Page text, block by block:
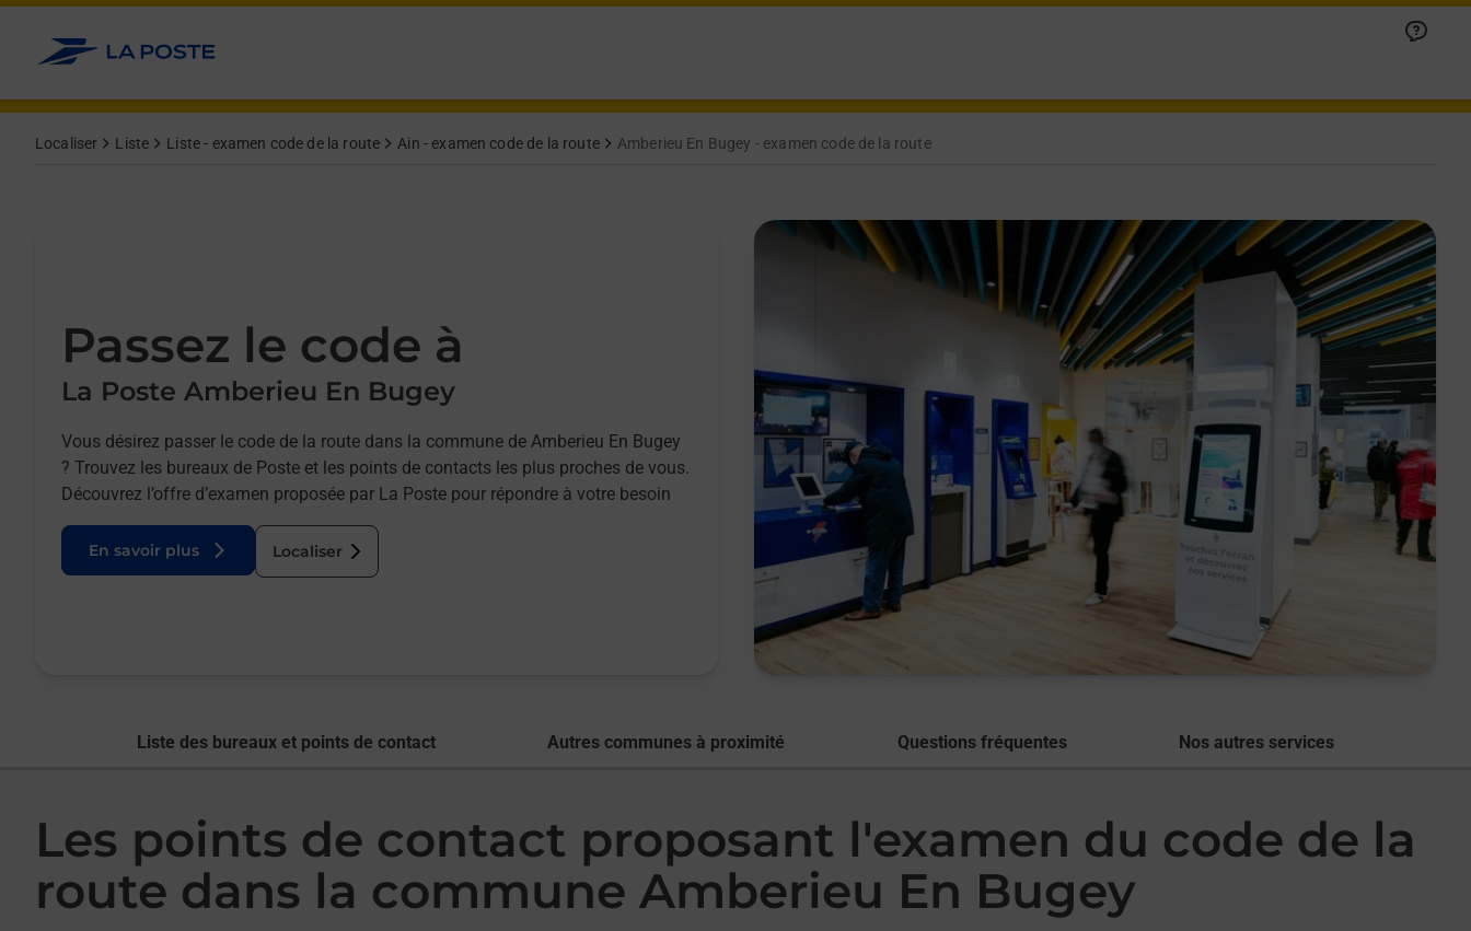
Allez au contenu
Localiser Liste Liste - examen code de la route Ain - examen code de la route Amberieu En Bugey - examen code de la route
Passez le code à
La Poste Amberieu En Bugey
Vous désirez passer le code de la route dans la commune de Amberieu En Bugey
? Trouvez les bureaux de Poste et les points de contacts les plus proches de vous.
Découvrez l’offre d’examen proposée par La Poste pour répondre à votre besoin
En savoir plus Localiser
Liste des bureaux et points de contact Autres communes à proximité Questions fréquentes Nos autres services
Les points de contact proposant l'examen du code de la
route dans la commune Amberieu En Bugey
Afficher ou masquer la réponse
Afficher ou masquer la réponse
Afficher ou masquer la réponse
Afficher ou masquer la réponse